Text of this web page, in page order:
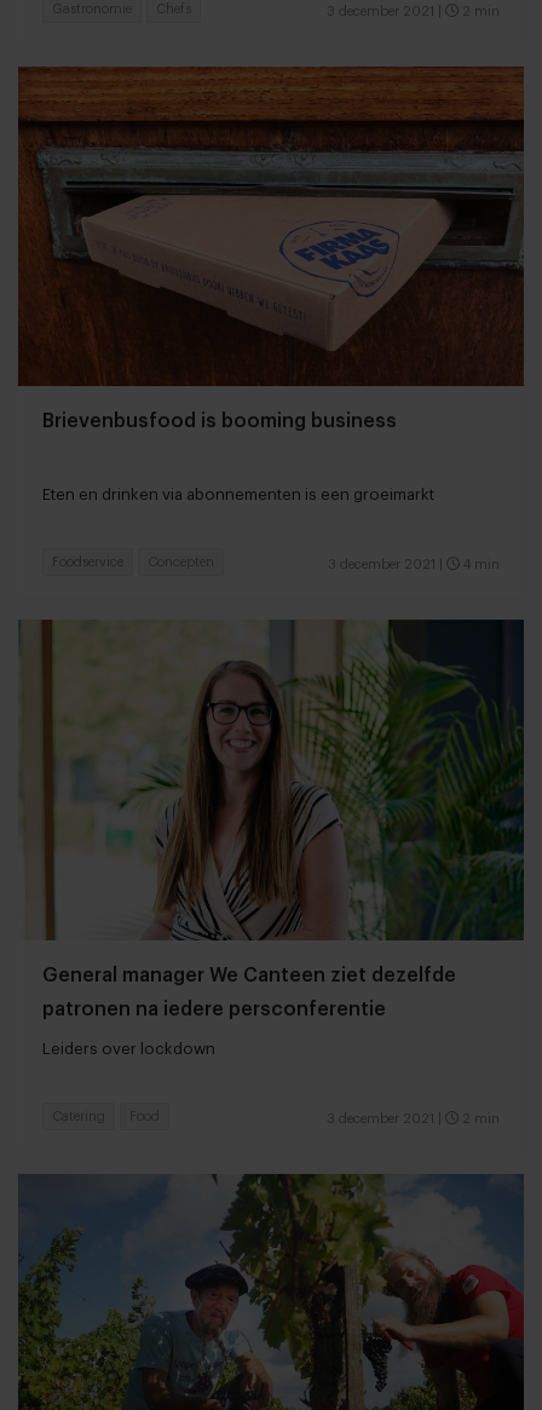
3 december 2021 2 min
Gastronomie Chefs
Brievenbusfood is booming business
Eten en drinken via abonnementen is een groeimarkt
3 december 2021 4 min
Foodservice Concepten
General manager We Canteen ziet dezelfde
patronen na iedere persconferentie
Leiders over lockdown
3 december 2021 2 min
Catering Food